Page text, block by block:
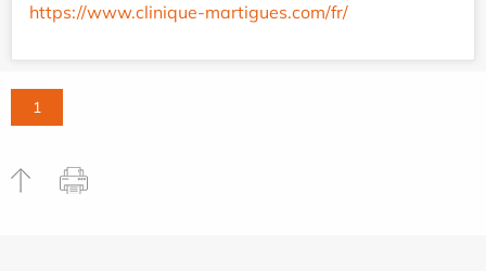
https://www.clinique-martigues.com/fr/
1